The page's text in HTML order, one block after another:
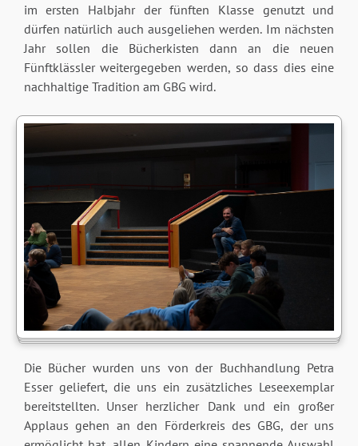
im ersten Halbjahr der fünften Klasse genutzt und
dürfen natürlich auch ausgeliehen werden. Im nächsten
Jahr sollen die Bücherkisten dann an die neuen
Fünftklässler weitergegeben werden, so dass dies eine
nachhaltige Tradition am GBG wird.
Die Bücher wurden uns von der Buchhandlung Petra
Esser geliefert, die uns ein zusätzliches Leseexemplar
bereitstellten. Unser herzlicher Dank und ein großer
Applaus gehen an den Förderkreis des GBG, der uns